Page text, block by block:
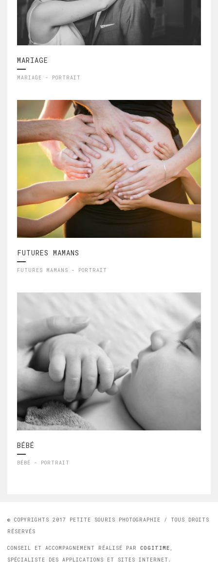
MARIAGE
MARIAGE - PORTRAIT
FUTURES MAMANS
FUTURES MAMANS - PORTRAIT
BÉBÉ
BÉBÉ - PORTRAIT
© COPYRIGHTS 2017 PETITE SOURIS PHOTOGRAPHIE / TOUS DROITS
RÉSERVÉS
CONSEIL ET ACCOMPAGNEMENT RÉALISÉ PAR COGITIME ,
SPÉCIALISTE DES APPLICATIONS ET SITES INTERNET.